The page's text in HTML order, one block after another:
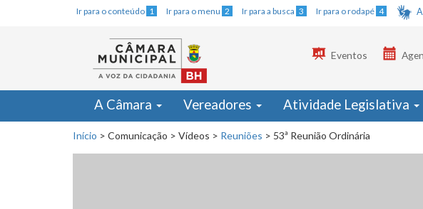
Ir para o conteúdo 1 Ir para o menu 2 Ir para a busca 3 Ir para o rodapé 4
Eventos
A Câmara Vereadores Atividade Legislativa
Início > Comunicação > Vídeos > Reuniões > 53ª Reunião Ordinária